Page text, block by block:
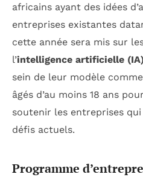
africains ayant des idées
entreprises existantes
cette année sera mis sur
l’intelligence artificielle
sein de leur modèle
âgés d’au moins 18 ans
soutenir les entreprises
défis actuels.
Programme